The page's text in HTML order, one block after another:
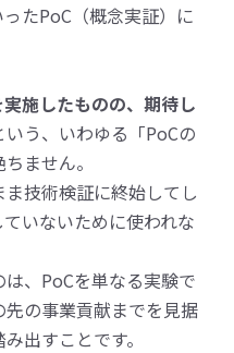
たPoC（概念実証）に
実施したものの、期待し
いう、 いわゆる「PoCの
ません。
技術検証に終始してし
いないために使われな
、PoCを単なる実験で
の事業貢献までを見据
出すことです。